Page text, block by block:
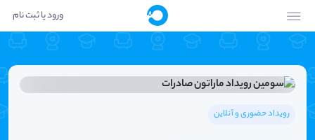
ورود یا ثبت نام
رویداد حضوری و آنلاین